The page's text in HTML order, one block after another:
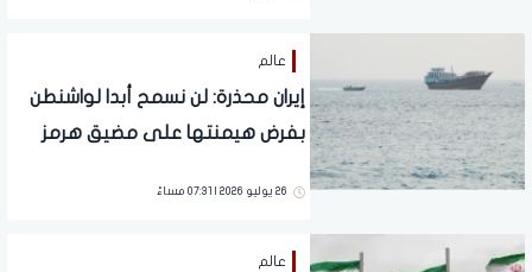
عالم
إيران محذرة: لن نسمح أبدا لواشنطن
بفرض هيمنتها على مضيق هرمز
26 يوليو 2026 | 07:31 مساءً
عالم